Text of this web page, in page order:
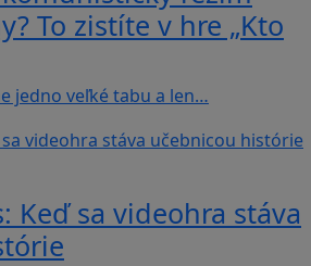
To zistíte v hre „Kto
jedno veľké tabu a len…
Keď sa videohra stáva